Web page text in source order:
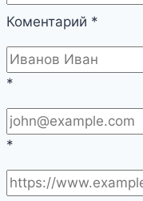
Коментарий *
*
*